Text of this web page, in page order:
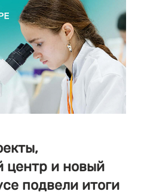
центр и новый
подвели итоги